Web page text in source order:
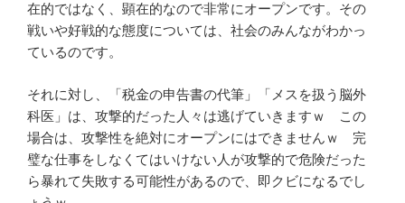
在的ではなく、顕在的なので非常にオープンです。その
戦いや好戦的な態度については、社会のみんながわかっ
ているのです。
それに対し、「税金の申告書の代筆」「メスを扱う脳外
科医」は、攻撃的だった人々は逃げていきますｗ この
場合は、攻撃性を絶対にオープンにはできませんｗ 完
璧な仕事をしなくてはいけない人が攻撃的で危険だった
ら暴れて失敗する可能性があるので、即クビになるでし